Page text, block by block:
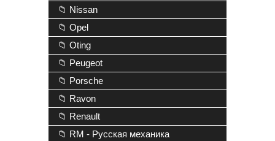
📁 Nissan
📁 Opel
📁 Oting
📁 Peugeot
📁 Porsche
📁 Ravon
📁 Renault
📁 RM - Русская механика